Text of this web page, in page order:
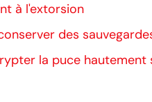
à l'extorsion
des
la puce hautement